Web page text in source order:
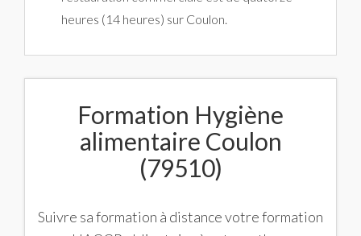
heures (14 heures) sur Coulon.
Formation Hygiène
alimentaire Coulon
(79510)
Suivre sa formation à distance votre formation